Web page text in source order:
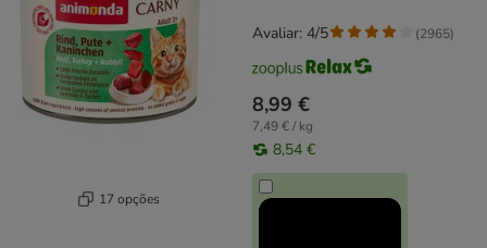
17 opções
8,99 €
7,49 € / kg
8,54 €
Avaliar: 4/5 (2965)